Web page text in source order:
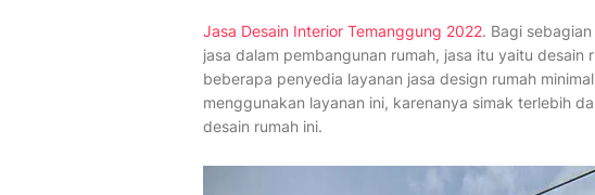
Jasa Desain Interior Temanggung 2022. Bagi
jasa dalam pembangunan rumah, jasa itu yaitu desain
beberapa penyedia layanan jasa design rumah
menggunakan layanan ini, karenanya simak terlebih
desain rumah ini.